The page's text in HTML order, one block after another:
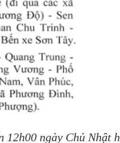
ngày Chủ Nhật h